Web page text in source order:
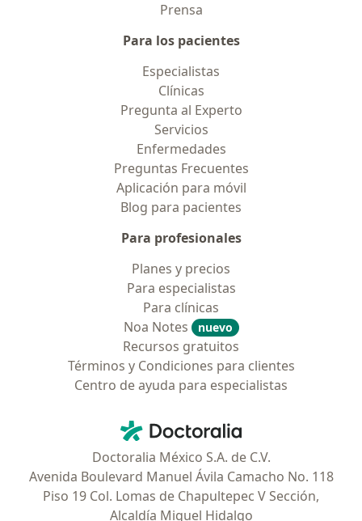
Prensa
Para los pacientes
Especialistas
Clínicas
Pregunta al Experto
Servicios
Enfermedades
Preguntas Frecuentes
Aplicación para móvil
Blog para pacientes
Para profesionales
Planes y precios
Para especialistas
Para clínicas
Noa Notes
nuevo
Recursos gratuitos
Términos y Condiciones para clientes
Centro de ayuda para especialistas
Doctoralia - Página de inicio
Doctoralia México S.A. de C.V.
Avenida Boulevard Manuel Ávila Camacho No. 118
Piso 19 Col. Lomas de Chapultepec V Sección,
Alcaldía Miguel Hidalgo